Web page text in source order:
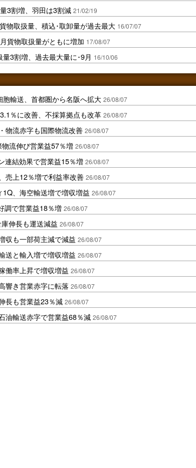
3割増、羽田は3割減 21/02/19
物取扱量、積込･取卸量が過去最大 16/07/07
貨物取扱量がともに増加 17/08/07
3割増、過去最大量に･9月 16/10/06
胞輸送、首都圏から名阪へ拡大 26/08/07
％に改善、不採算拠点も改革 26/08/07
物流赤字も国際物流改善 26/08/07
流伸び営業益57％増 26/08/07
連結効果で営業益15％増 26/08/07
売上12％増で利益率改善 26/08/07
1Q、海空輸送増で増収増益 26/08/07
調で営業益18％増 26/08/07
伸長も運送減益 26/08/07
収も一部荷主減で減益 26/08/07
送と輸入増で増収増益 26/08/07
働率上昇で増収増益 26/08/07
響き営業赤字に転落 26/08/07
長も営業益23％減 26/08/07
油輸送赤字で営業益68％減 26/08/07